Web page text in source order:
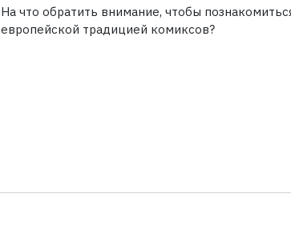
На что обратить внимание, чтобы
европейской традицией комиксов?